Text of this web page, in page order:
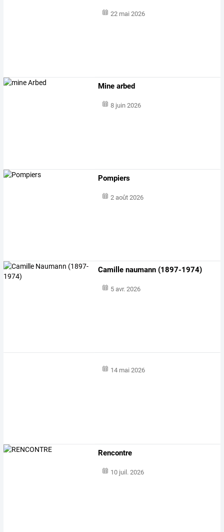
22 mai 2026
Mine arbed
8 juin 2026
Pompiers
2 août 2026
Camille naumann (1897-1974)
5 avr. 2026
14 mai 2026
Rencontre
10 juil. 2026